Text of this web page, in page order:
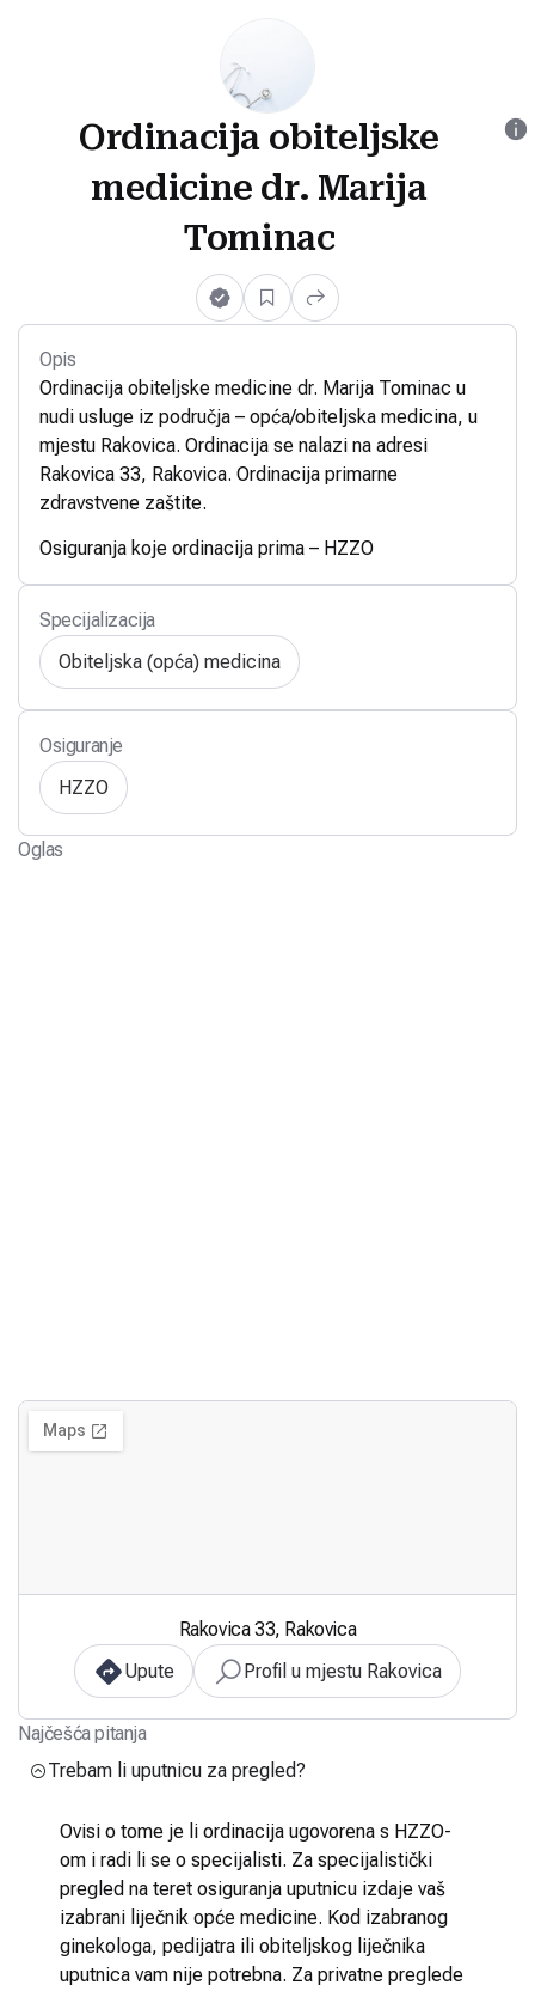
Ordinacija obiteljske
medicine dr. Marija
Tominac
Opis
Ordinacija obiteljske medicine dr. Marija Tominac u
nudi usluge iz područja – opća/obiteljska medicina, u
mjestu Rakovica. Ordinacija se nalazi na adresi
Rakovica 33, Rakovica. Ordinacija primarne
zdravstvene zaštite.
Osiguranja koje ordinacija prima – HZZO
Specijalizacija
Obiteljska (opća) medicina
Osiguranje
HZZO
Oglas
Rakovica 33, Rakovica
Upute
Profil u mjestu Rakovica
Najčešća pitanja
Trebam li uputnicu za pregled?
Ovisi o tome je li ordinacija ugovorena s HZZO-
om i radi li se o specijalisti. Za specijalistički
pregled na teret osiguranja uputnicu izdaje vaš
izabrani liječnik opće medicine. Kod izabranog
ginekologa, pedijatra ili obiteljskog liječnika
uputnica vam nije potrebna. Za privatne preglede